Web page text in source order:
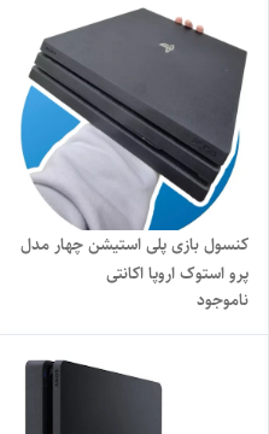
کنسول بازی پلی استیشن چهار مدل
پرو استوک اروپا اکانتی
ناموجود